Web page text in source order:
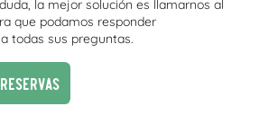
la mejor solución es llamarnos al
que podamos responder
todas sus preguntas.